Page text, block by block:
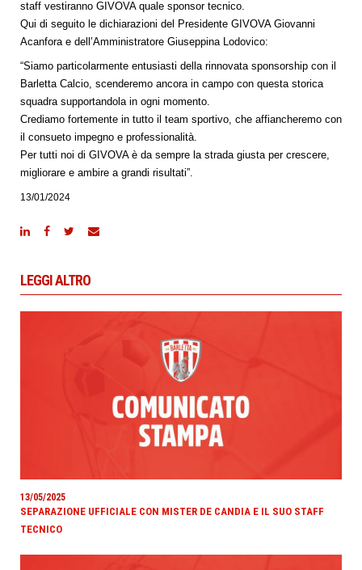
staff vestiranno GIVOVA quale sponsor tecnico.
Qui di seguito le dichiarazioni del Presidente GIVOVA Giovanni
Acanfora e dell’Amministratore Giuseppina Lodovico:
“Siamo particolarmente entusiasti della rinnovata sponsorship con il
Barletta Calcio, scenderemo ancora in campo con questa storica
squadra supportandola in ogni momento.
Crediamo fortemente in tutto il team sportivo, che affiancheremo con
il consueto impegno e professionalità.
Per tutti noi di GIVOVA è da sempre la strada giusta per crescere,
migliorare e ambire a grandi risultati”.
13/01/2024
LEGGI ALTRO
13/05/2025
SEPARAZIONE UFFICIALE CON MISTER DE CANDIA E IL SUO STAFF
TECNICO